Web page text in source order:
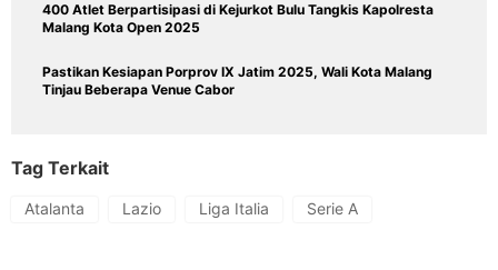
400 Atlet Berpartisipasi di Kejurkot Bulu Tangkis Kapolresta
Malang Kota Open 2025
Pastikan Kesiapan Porprov IX Jatim 2025, Wali Kota Malang
Tinjau Beberapa Venue Cabor
Tag Terkait
Atalanta Lazio Liga Italia Serie A